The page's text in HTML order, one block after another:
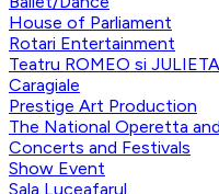
House of Parliament
Rotari Entertainment
Teatru ROMEO si JULIETA
Caragiale
Prestige Art Production
The National Operetta
Concerts and Festivals
Show Event
Sala Luceafarul